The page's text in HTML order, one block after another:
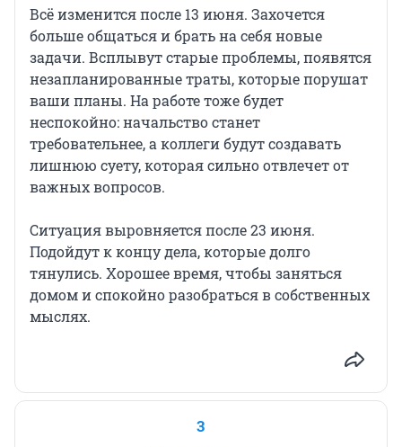
Всё изменится после 13 июня. Захочется
больше общаться и брать на себя новые
задачи. Всплывут старые проблемы, появятся
незапланированные траты, которые порушат
ваши планы. На работе тоже будет
неспокойно: начальство станет
требовательнее, а коллеги будут создавать
лишнюю суету, которая сильно отвлечет от
важных вопросов.
Ситуация выровняется после 23 июня.
Подойдут к концу дела, которые долго
тянулись. Хорошее время, чтобы заняться
домом и спокойно разобраться в собственных
мыслях.
3